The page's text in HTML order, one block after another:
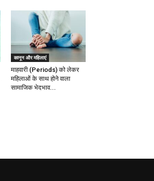
कानून और महिलाएं
माहवारी (Periods) को लेकर
महिलाओं के साथ होने वाला
सामाजिक भेदभाव...